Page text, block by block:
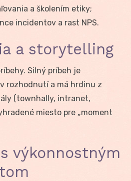
a školením etiky;
incidentov a rast NPS.
a storytelling
Silný príbeh je
rozhodnutí a má hrdinu z
(townhally, intranet,
miesto pre „moment
výkonnostným